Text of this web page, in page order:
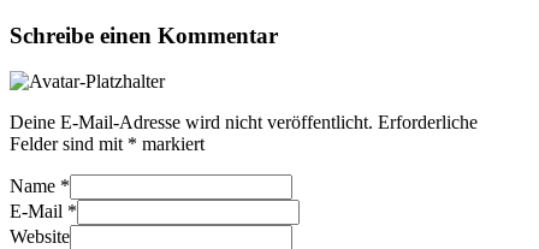
Schreibe einen Kommentar
Deine E-Mail-Adresse wird nicht veröffentlicht. Erforderliche
Felder sind mit * markiert
Name *
E-Mail *
Website